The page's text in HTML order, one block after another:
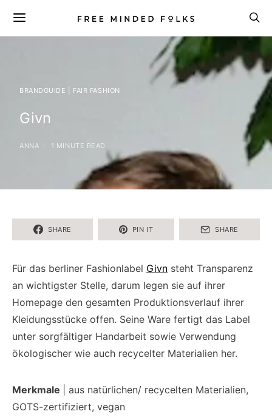
BRANDGUIDE | FAIR FASHION
Givn
ANNA 1 MINUTE READ
SHARE PIN IT SHARE
Für das berliner Fashionlabel Givn steht Transparenz
an wichtigster Stelle, darum legen sie auf ihrer
Homepage den gesamten Produktionsverlauf ihrer
Kleidungsstücke offen. Seine Ware fertigt das Label
unter sorgfältiger Handarbeit sowie Verwendung
ökologischer wie auch recycelter Materialien her.
Merkmale
| aus natürlichen/ recycelten Materialien,
GOTS-zertifiziert, vegan